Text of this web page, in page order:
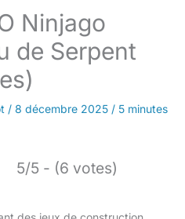
Ninjago
de Serpent
/ 8 décembre 2025 / 5 minutes
5/5 - (6 votes)